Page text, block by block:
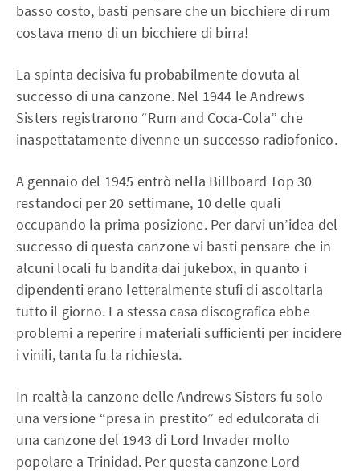
basso costo, basti pensare che un bicchiere di rum
costava meno di un bicchiere di birra!
La spinta decisiva fu probabilmente dovuta al
successo di una canzone. Nel 1944 le Andrews
Sisters registrarono “Rum and Coca-Cola” che
inaspettatamente divenne un successo radiofonico.
A gennaio del 1945 entrò nella Billboard Top 30
restandoci per 20 settimane, 10 delle quali
occupando la prima posizione. Per darvi un’idea del
successo di questa canzone vi basti pensare che in
alcuni locali fu bandita dai jukebox, in quanto i
dipendenti erano letteralmente stufi di ascoltarla
tutto il giorno. La stessa casa discografica ebbe
problemi a reperire i materiali sufficienti per incidere
i vinili, tanta fu la richiesta.
In realtà la canzone delle Andrews Sisters fu solo
una versione “presa in prestito” ed edulcorata di
una canzone del 1943 di Lord Invader molto
popolare a Trinidad. Per questa canzone Lord